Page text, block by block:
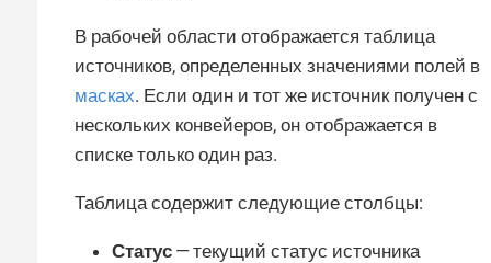
В рабочей области отображается таблица
источников, определенных значениями полей в
масках. Если один и тот же источник получен с
нескольких конвейеров, он отображается в
списке только один раз.
Таблица содержит следующие столбцы:
Статус — текущий статус источника